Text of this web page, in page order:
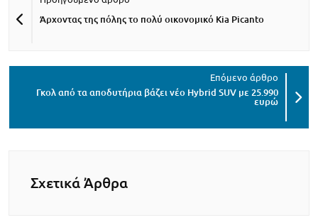
Άρχοντας της πόλης το πολύ οικονομικό Kia Picanto
Γκολ από τα αποδυτήρια βάζει νέο Hybrid SUV με 25.990
ευρώ
Σχετικά Άρθρα